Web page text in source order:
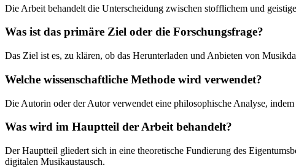
Die Arbeit behandelt die Unterscheidung zwischen stofflichem und
Was ist das primäre Ziel oder die Forschungsfrage?
Das Ziel ist es, zu klären, ob das Herunterladen und Anbieten von
Welche wissenschaftliche Methode wird verwendet?
Die Autorin oder der Autor verwendet eine philosophische Analyse,
Was wird im Hauptteil der Arbeit behandelt?
Der Hauptteil gliedert sich in eine theoretische Fundierung des
digitalen Musikaustausch.